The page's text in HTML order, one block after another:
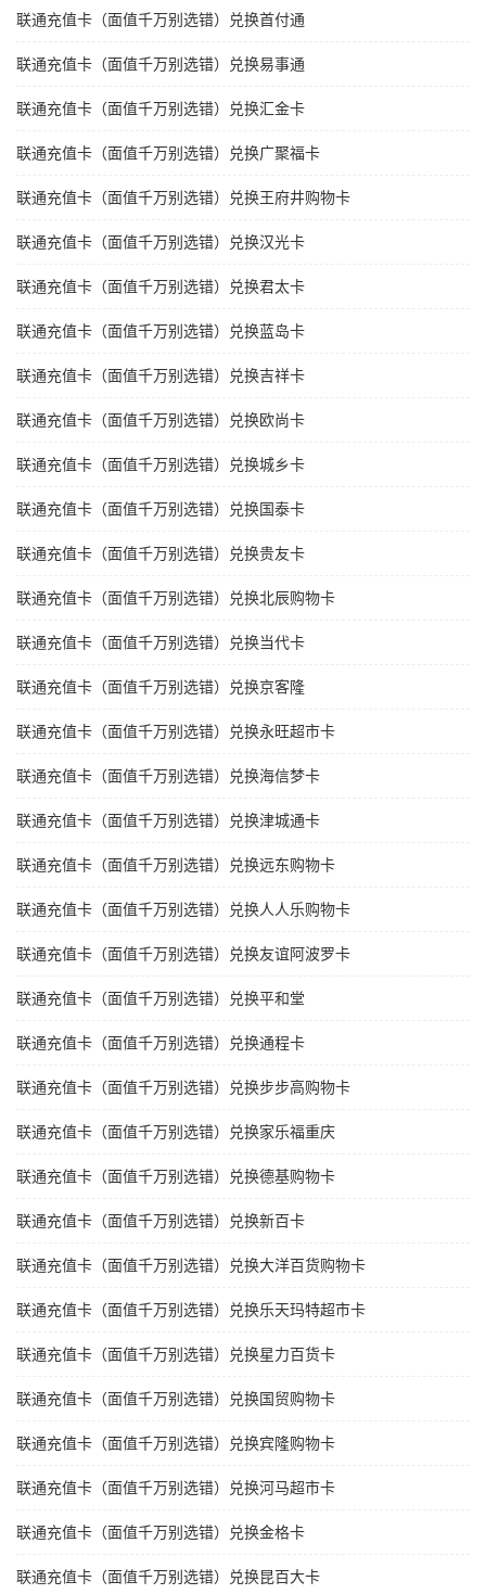
联通充值卡（面值千万别选错）兑换首付通
联通充值卡（面值千万别选错）兑换易事通
联通充值卡（面值千万别选错）兑换汇金卡
联通充值卡（面值千万别选错）兑换广聚福卡
联通充值卡（面值千万别选错）兑换王府井购物卡
联通充值卡（面值千万别选错）兑换汉光卡
联通充值卡（面值千万别选错）兑换君太卡
联通充值卡（面值千万别选错）兑换蓝岛卡
联通充值卡（面值千万别选错）兑换吉祥卡
联通充值卡（面值千万别选错）兑换欧尚卡
联通充值卡（面值千万别选错）兑换城乡卡
联通充值卡（面值千万别选错）兑换国泰卡
联通充值卡（面值千万别选错）兑换贵友卡
联通充值卡（面值千万别选错）兑换北辰购物卡
联通充值卡（面值千万别选错）兑换当代卡
联通充值卡（面值千万别选错）兑换京客隆
联通充值卡（面值千万别选错）兑换永旺超市卡
联通充值卡（面值千万别选错）兑换海信梦卡
联通充值卡（面值千万别选错）兑换津城通卡
联通充值卡（面值千万别选错）兑换远东购物卡
联通充值卡（面值千万别选错）兑换人人乐购物卡
联通充值卡（面值千万别选错）兑换友谊阿波罗卡
联通充值卡（面值千万别选错）兑换平和堂
联通充值卡（面值千万别选错）兑换通程卡
联通充值卡（面值千万别选错）兑换步步高购物卡
联通充值卡（面值千万别选错）兑换家乐福重庆
联通充值卡（面值千万别选错）兑换德基购物卡
联通充值卡（面值千万别选错）兑换新百卡
联通充值卡（面值千万别选错）兑换大洋百货购物卡
联通充值卡（面值千万别选错）兑换乐天玛特超市卡
联通充值卡（面值千万别选错）兑换星力百货卡
联通充值卡（面值千万别选错）兑换国贸购物卡
联通充值卡（面值千万别选错）兑换宾隆购物卡
联通充值卡（面值千万别选错）兑换河马超市卡
联通充值卡（面值千万别选错）兑换金格卡
联通充值卡（面值千万别选错）兑换昆百大卡